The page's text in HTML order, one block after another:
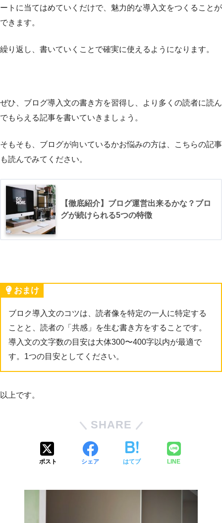
ートに当てはめていくだけで、魅力的な導入文をつくることが
できます。
繰り返し、書いていくことで確実に使えるようになります。
ぜひ、ブログ導入文の書き方を習得し、より多くの読者に読ん
でもらえる記事を書いていきましょう。
そもそも、ブログが向いているかお悩みの方は、こちらの記事
も読んでみてください。
【徹底紹介】ブログ運営出来るかな？ブロ
グが続けられる5つの特徴
おまけ
ブロク導入文のコツは、読者像を特定の一人に特定する
ことと、読者の「共感」を生む書き方をすることです。
導入文の文字数の目安は大体300〜400字以内が最適で
す。1つの目安としてください。
以上です。
SHARE
ポスト シェア はてブ LINE